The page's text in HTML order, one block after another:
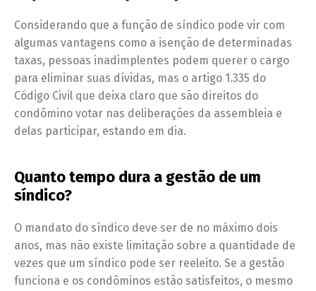
Considerando que a função de síndico pode vir com
algumas vantagens como a isenção de determinadas
taxas, pessoas inadimplentes podem querer o cargo
para eliminar suas dívidas, mas o artigo 1.335 do
Código Civil que deixa claro que são direitos do
condômino votar nas deliberações da assembleia e
delas participar, estando em dia.
Quanto tempo dura a gestão de um
síndico?
O mandato do síndico deve ser de no máximo dois
anos, mas não existe limitação sobre a quantidade de
vezes que um síndico pode ser reeleito. Se a gestão
funciona e os condôminos estão satisfeitos, o mesmo